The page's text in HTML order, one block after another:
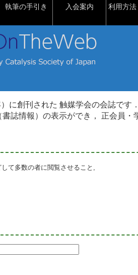
執筆の手引き 入会案内 利用方法
に創刊された 触媒学会の会誌です．
誌情報）の表示ができ， 正会員・
て多数の者に閲覧させること,